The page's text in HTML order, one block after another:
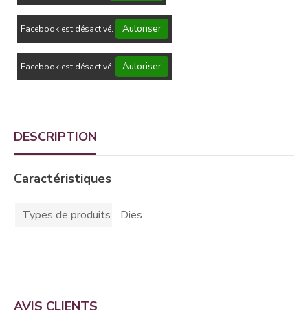
Facebook est désactivé. Autoriser
Facebook est désactivé. Autoriser
DESCRIPTION
Caractéristiques
Types de produits Dies
AVIS CLIENTS